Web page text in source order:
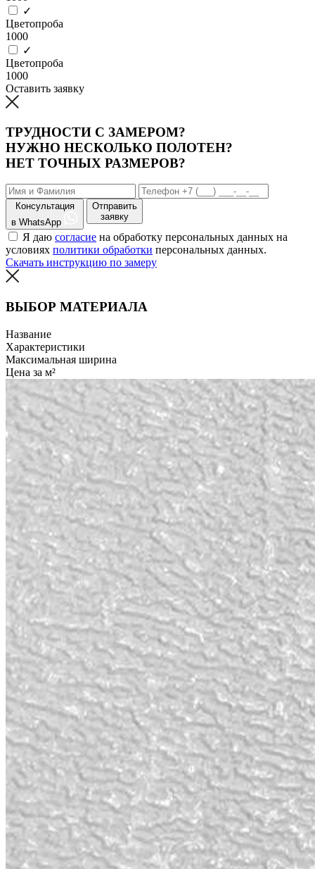
✓
Цветопроба
1000
✓
Цветопроба
1000
Оставить заявку
ТРУДНОСТИ С ЗАМЕРОМ?
НУЖНО НЕСКОЛЬКО ПОЛОТЕН?
НЕТ ТОЧНЫХ РАЗМЕРОВ?
Консультация
в WhatsApp
Отправить
заявку
Я даю согласие на обработку персональных данных на
условиях политики обработки персональных данных.
Скачать инструкцию по замеру
ВЫБОР МАТЕРИАЛА
Название
Характеристики
Максимальная ширина
Цена за м²